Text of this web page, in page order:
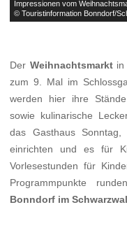
Impressionen vom
© Touristinformation Bonndorf/
Der Weihnachtsmarktin
zum 9. Mal im
werden hier ihre
sowie kulinarische
das Gasthaus
einrichten und es für
Vorlesestunden für
Programmpunkte
Bonndorf im